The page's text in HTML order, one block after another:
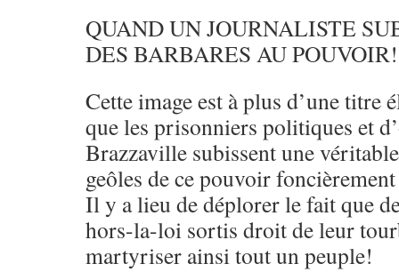
QUAND UN JOURNALISTE
DES BARBARES AU POUVOIR!
Cette image est à plus d’une titre
que les prisonniers politiques et
Brazzaville subissent une
geôles de ce pouvoir
Il y a lieu de déplorer le fait que
hors-la-loi sortis droit de leur
martyriser ainsi tout un peuple!